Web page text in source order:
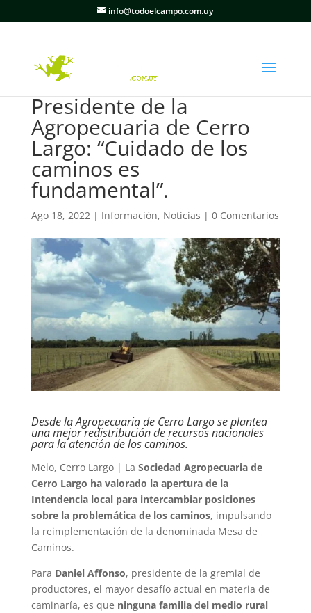
info@todoelcampo.com.uy
Presidente de la
Agropecuaria de Cerro
Largo: “Cuidado de los
caminos es
fundamental”.
Ago 18, 2022| Información, Noticias | 0 Comentarios
Desde la Agropecuaria de Cerro Largo se plantea
una mejor redistribución de recursos nacionales
para la atención de los caminos.
Melo, Cerro Largo | La Sociedad Agropecuaria de
Cerro Largo ha valorado la apertura de la
Intendencia local para intercambiar posiciones
sobre la problemática de los caminos, impulsando
la reimplementación de la denominada Mesa de
Caminos.
Para Daniel Affonso, presidente de la gremial de
productores, el mayor desafío actual en materia de
caminaría, es que ninguna familia del medio rural